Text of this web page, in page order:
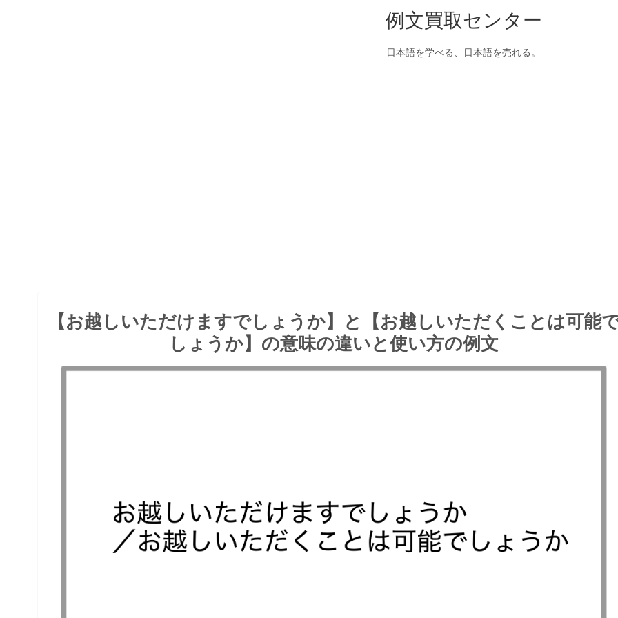
例文買取センター
日本語を学べる、日本語を売れる。
【お越しいただけますでしょうか】と【お越しいただくことは可能
しょうか】の意味の違いと使い方の例文